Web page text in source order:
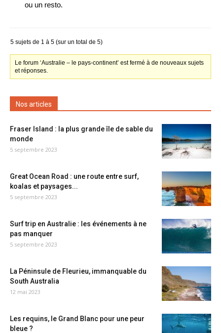
ou un resto.
5 sujets de 1 à 5 (sur un total de 5)
Le forum ‘Australie – le pays-continent’ est fermé à de nouveaux sujets
et réponses.
Nos articles
Fraser Island : la plus grande île de sable du
monde
5 septembre 2023
Great Ocean Road : une route entre surf,
koalas et paysages...
5 septembre 2023
Surf trip en Australie : les événements à ne
pas manquer
5 septembre 2023
La Péninsule de Fleurieu, immanquable du
South Australia
12 mai 2023
Les requins, le Grand Blanc pour une peur
bleue ?